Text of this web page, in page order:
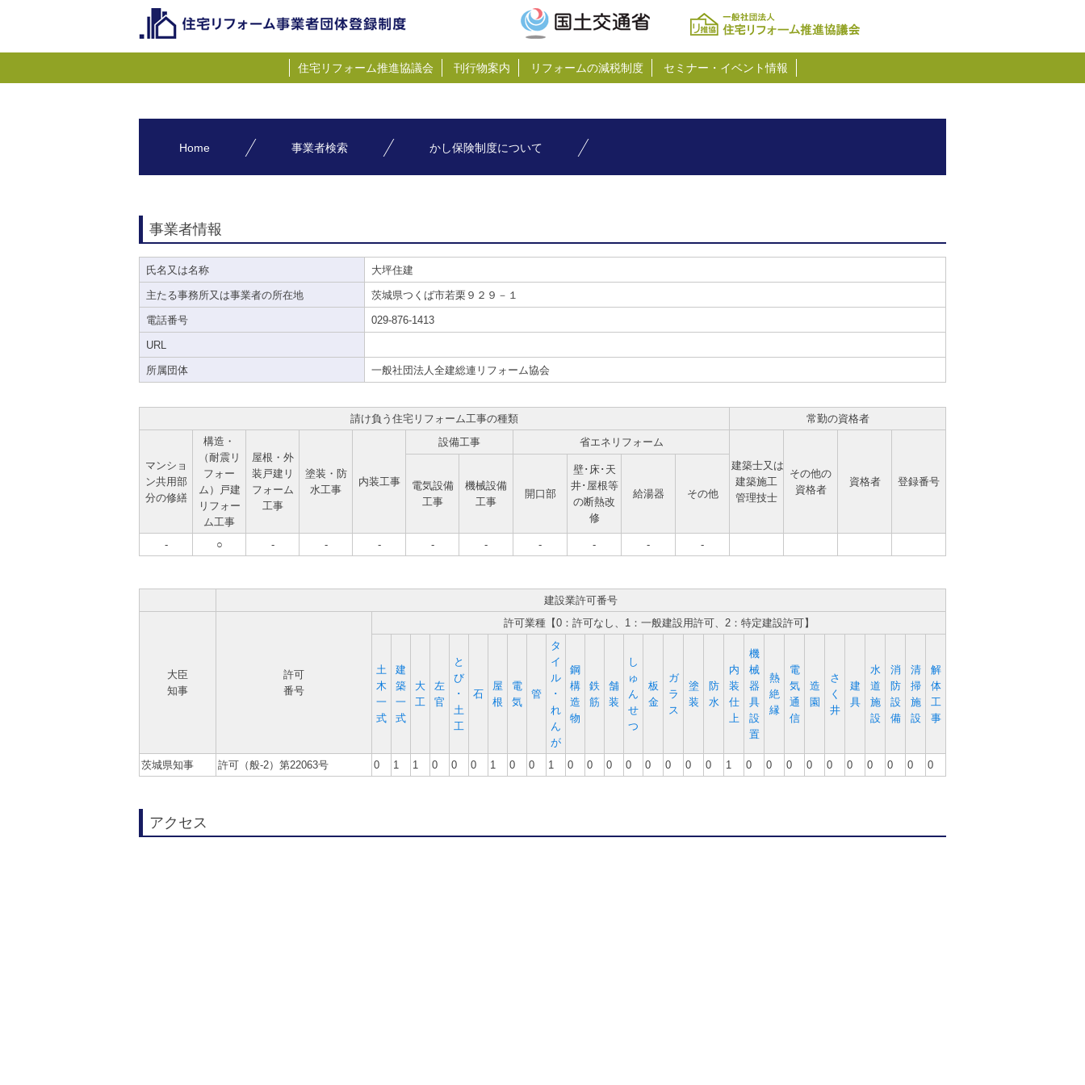
住宅リフォーム推進協議会 刊行物案内 リフォームの減税制度 セミナー・イベント情報
Home 事業者検索 かし保険制度について
事業者情報
氏名又は名称 大坪住建
主たる事務所又は事業者の所在地 茨城県つくば市若栗９２９－１
電話番号 029-876-1413
URL
所属団体 一般社団法人全建総連リフォーム協会
請け負う住宅リフォーム工事の種類 常勤の資格者
マンショ
ン共用部
分の修繕
構造・
（耐震リ
フォー
ム）戸建
リフォー
ム工事
屋根・外
装戸建リ
フォーム
工事
塗装・防
水工事
内装工事
設備工事
省エネリフォーム
建築士又は
建築施工
管理技士
その他の
資格者
資格者 登録番号
電気設備
工事
機械設備
工事
開口部
壁･床･天
井･屋根等
の断熱改
修
給湯器 その他
- ○ - - - - - - - - -
建設業許可番号
大臣
知事
許可
番号
許可業種【0：許可なし、1：一般建設用許可、2：特定建設許可】
土
木
一
式
建
築
一
式
大
工
左
官
と
び
･
土
工
石
屋
根
電
気
管
タ
イ
ル
･
れ
ん
が
鋼
構
造
物
鉄
筋
舗
装
し
ゅ
ん
せ
つ
板
金
ガ
ラ
ス
塗
装
防
水
内
装
仕
上
機
械
器
具
設
置
熱
絶
縁
電
気
通
信
造
園
さ
く
井
建
具
水
道
施
設
消
防
設
備
清
掃
施
設
解
体
工
事
茨城県知事 許可（般-2）第22063号 0 1 1 0 0 0 1 0 0 1 0 0 0 0 0 0 0 0 1 0 0 0 0 0 0 0 0 0 0
アクセス